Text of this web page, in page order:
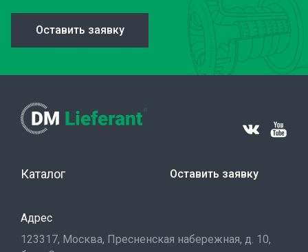
Оставить заявку
Каталог Оставить заявку
Адрес
123317, Москва, Пресненская набережная, д. 10,